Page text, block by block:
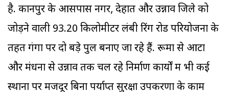
है. कानपुर के आसपास नगर, देहात और उन्नाव जिले को
जोड़ने वाली 93.20 किलोमीटर लंबी रिंग रोड परियोजना के
तहत गंगा पर दो बड़े पुल बनाए जा रहे हैं. रूमा से आटा
और मंधना से उन्नाव तक चल रहे निर्माण कार्यों में भी कई
स्थानों पर मजदूर बिना पर्याप्त सुरक्षा उपकरणों के काम